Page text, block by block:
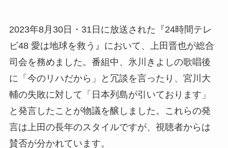
2023年8月30日・31日に放送された『24時間テレ
ビ48 愛は地球を救う』において、上田晋也が総合
司会を務めました。番組中、氷川きよしの歌唱後
に「今のリハだから」と冗談を言ったり、宮川大
輔の失敗に対して「日本列島が引いております」
と発言したことが物議を醸しました。これらの発
言は上田の長年のスタイルですが、視聴者からは
賛否が分かれています。